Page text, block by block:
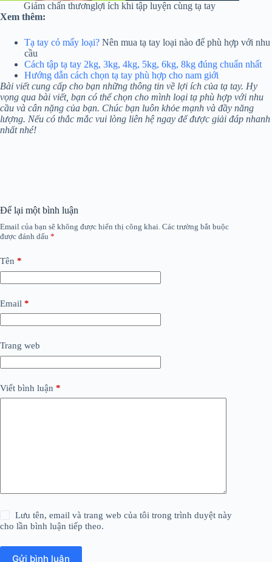
Giảm chấn thươnglợi ích khi tập luyện cùng tạ tay
Xem thêm:
Tạ tay có mấy loại? Nên mua tạ tay loại nào để phù hợp với nhu
cầu
Cách tập tạ tay 2kg, 3kg, 4kg, 5kg, 6kg, 8kg đúng chuẩn nhất
Hướng dẫn cách chọn tạ tay phù hợp cho nam giới
Bài viết cung cấp cho bạn những thông tin về lợi ích của tạ tay. Hy
vọng qua bài viết, bạn có thể chọn cho mình loại tạ phù hợp với nhu
cầu và cân nặng của bạn. Chúc bạn luôn khỏe mạnh và đầy năng
lượng. Nếu có thắc mắc vui lòng liên hệ ngay để được giải đáp nhanh
nhất nhé!
Để lại một bình luận
Email của bạn sẽ không được hiển thị công khai. Các trường bắt buộc
được đánh dấu *
Tên *
Email *
Trang web
Viết bình luận *
Lưu tên, email và trang web của tôi trong trình duyệt này
cho lần bình luận tiếp theo.
Gửi bình luận